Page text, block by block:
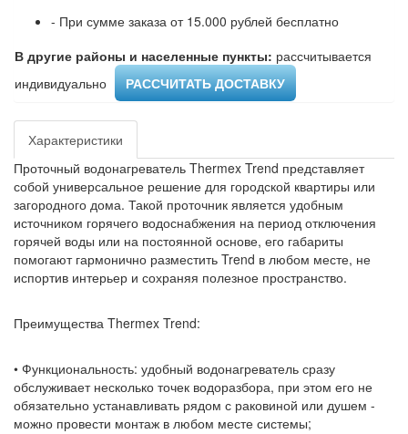
- При сумме заказа от 15.000 рублей бесплатно
В другие районы и населенные пункты: рассчитывается
индивидуально ​
РАССЧИТАТЬ ДОСТАВКУ
Характеристики
Проточный водонагреватель Thermex Trend представляет
собой универсальное решение для городской квартиры или
загородного дома. Такой проточник является удобным
источником горячего водоснабжения на период отключения
горячей воды или на постоянной основе, его габариты
помогают гармонично разместить Trend в любом месте, не
испортив интерьер и сохраняя полезное пространство.
Преимущества Thermex Trend:
• Функциональность: удобный водонагреватель сразу
обслуживает несколько точек водоразбора, при этом его не
обязательно устанавливать рядом с раковиной или душем -
можно провести монтаж в любом месте системы;